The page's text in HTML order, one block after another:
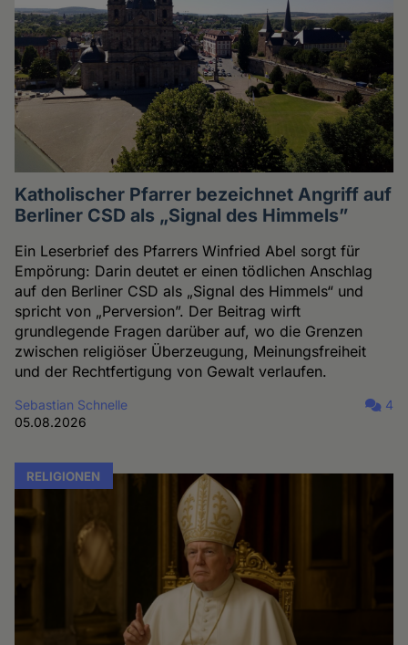
Katholischer Pfarrer bezeichnet Angriff auf
Berliner CSD als „Signal des Himmels”
Ein Leserbrief des Pfarrers Winfried Abel sorgt für
Empörung: Darin deutet er einen tödlichen Anschlag
auf den Berliner CSD als „Signal des Himmels“ und
spricht von „Perversion”. Der Beitrag wirft
grundlegende Fragen darüber auf, wo die Grenzen
zwischen religiöser Überzeugung, Meinungsfreiheit
und der Rechtfertigung von Gewalt verlaufen.
Sebastian Schnelle
05.08.2026
4
RELIGIONEN